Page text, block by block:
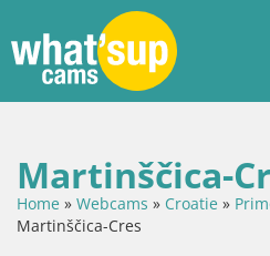
Martinščica-
Home » Webcams » Croatie »
Martinščica-Cres